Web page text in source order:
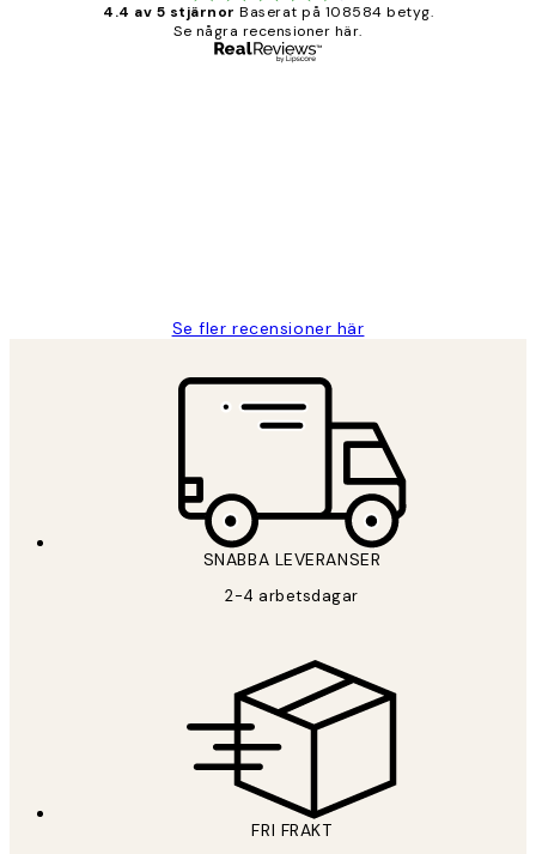
4.4 av 5 stjärnor Baserat på 108584 betyg.
Se några recensioner här.
Se fler recensioner här
SNABBA LEVERANSER
2-4 arbetsdagar
FRI FRAKT